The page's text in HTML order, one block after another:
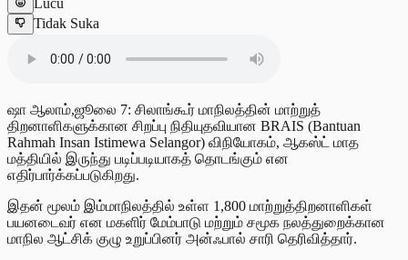
Lucu
Tidak Suka
ஷா ஆலாம்,ஜூலை 7: சிலாங்கூர் மாநிலத்தின் மாற்றுத்
திறனாளிகளுக்கான சிறப்பு நிதியுதவியான BRAIS (Bantuan
Rahmah Insan Istimewa Selangor) விநியோகம், ஆகஸ்ட் மாத
மத்தியில் இருந்து படிப்படியாகத் தொடங்கும் என
எதிர்பார்க்கப்படுகிறது.
இதன் மூலம் இம்மாநிலத்தில் உள்ள 1,800 மாற்றுத்திறனாளிகள்
பயனடைவர் என மகளிர் மேம்பாடு மற்றும் சமூக நலத்துறைக்கான
மாநில ஆட்சிக் குழு உறுப்பினர் அன்ஃபால் சாரி தெரிவித்தார்.